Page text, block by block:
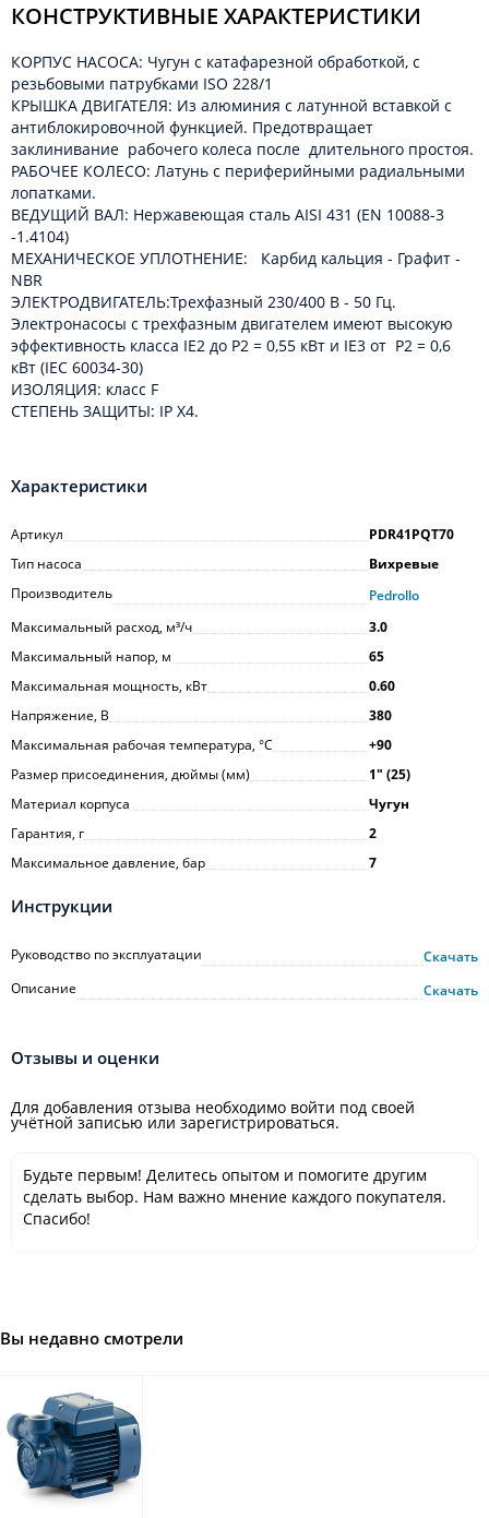
КОНСТРУКТИВНЫЕ ХАРАКТЕРИСТИКИ
КОРПУС НАСОСА: Чугун с катафарезной обработкой, с
резьбовыми патрубками ISO 228/1
КРЫШКА ДВИГАТЕЛЯ: Из алюминия с латунной вставкой с
антиблокировочной функцией. Предотвращает
заклинивание рабочего колеса после длительного простоя.
РАБОЧЕЕ КОЛЕСО: Латунь с периферийными радиальными
лопатками.
ВЕДУЩИЙ ВАЛ: Нержавеющая сталь AISI 431 (EN 10088-3
-1.4104)
МЕХАНИЧЕСКОЕ УПЛОТНЕНИЕ: Карбид кальция - Графит -
NBR
ЭЛЕКТРОДВИГАТЕЛЬ:Трехфазный 230/400 В - 50 Гц.
Электронасосы с трехфазным двигателем имеют высокую
эффективность класса IE2 до Р2 = 0,55 кВт и IE3 от Р2 = 0,6
кВт (IEC 60034-30)
ИЗОЛЯЦИЯ: класс F
СТЕПЕНЬ ЗАЩИТЫ: IP X4.
Характеристики
Артикул
PDR41PQT70
Тип насоса
Вихревые
Производитель
Pedrollo
Максимальный расход, м³/ч
3.0
Максимальный напор, м
65
Максимальная мощность, кВт
0.60
Напряжение, В
380
Максимальная рабочая температура, °С
+90
Размер присоединения, дюймы (мм)
1ʺ (25)
Материал корпуса
Чугун
Гарантия, г
2
Максимальное давление, бар
7
Инструкции
Руководство по эксплуатации
Скачать
Описание
Скачать
Отзывы и оценки
Для добавления отзыва необходимо войти под своей
учётной записью или зарегистрироваться.
Будьте первым! Делитесь опытом и помогите другим
сделать выбор. Нам важно мнение каждого покупателя.
Спасибо!
Вы недавно смотрели